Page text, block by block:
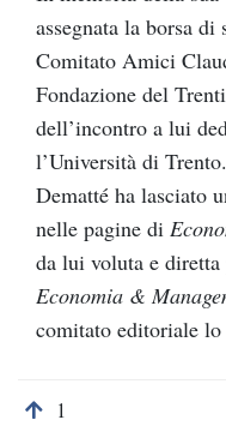
assegnata la borsa
Comitato Amici
Fondazione del
dell’incontro a lui
l’Università di
Dematté ha lasciato
nelle pagine di
da lui voluta e
Economia &
comitato editoriale
Torna alla nota numero 1
1